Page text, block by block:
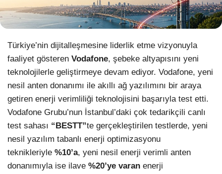
Youtube
Pinterest
Dribbble
LinkedIn
Türkiye’nin dijitalleşmesine liderlik etme vizyonuyla
faaliyet gösteren Vodafone, şebeke altyapısını yeni
teknolojilerle geliştirmeye devam ediyor. Vodafone, yeni
nesil anten donanımı ile akıllı ağ yazılımını bir araya
getiren enerji verimliliği teknolojisini başarıyla test etti.
Vodafone Grubu’nun İstanbul’daki çok tedarikçili canlı
test sahası “BESTT”te gerçekleştirilen testlerde, yeni
nesil yazılım tabanlı enerji optimizasyonu
teknikleriyle %10’a, yeni nesil enerji verimli anten
donanımıyla ise ilave %20’ye varan enerji